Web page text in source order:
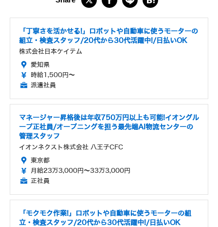
「丁寧さを活かせる!」ロボットや自動車に使うモーターの
組立・検査スタッフ/20代から30代活躍中!/日払いOK
株式会社日本ケイテム
愛知県
時給1,500円～
派遣社員
マネージャー昇格後は年収750万円以上も可能!イオングル
ープ正社員/オープニングを担う最先端AI物流センターの
管理スタッフ
イオンネクスト株式会社 八王子CFC
東京都
月給23万3,000円～33万3,000円
正社員
「モクモク作業!」ロボットや自動車に使うモーターの組
立・検査スタッフ/20代から30代活躍中!/日払いOK